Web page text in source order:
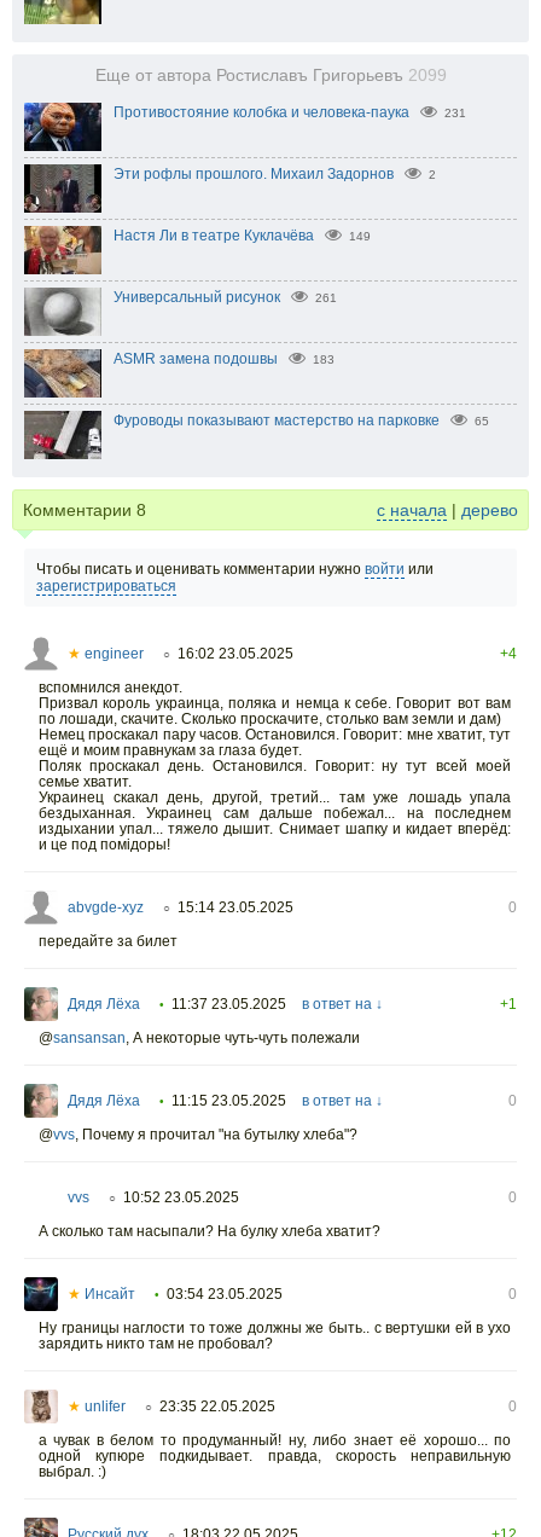
Еще от автора Ростиславъ Григорьевъ 2099
Противостояние колобка и человека-паука 231
Эти рофлы прошлого. Михаил Задорнов 2
Настя Ли в театре Куклачёва 149
Универсальный рисунок 261
ASMR замена подошвы 183
Фуроводы показывают мастерство на парковке 65
Комментарии 8 с начала | дерево
Чтобы писать и оценивать комментарии нужно войти или
зарегистрироваться
★ engineer ○ 16:02 23.05.2025
+4
вспомнился анекдот.
Призвал король украинца, поляка и немца к себе. Говорит вот вам
по лошади, скачите. Сколько проскачите, столько вам земли и дам)
Немец проскакал пару часов. Остановился. Говорит: мне хватит, тут
ещё и моим правнукам за глаза будет.
Поляк проскакал день. Остановился. Говорит: ну тут всей моей
семье хватит.
Украинец скакал день, другой, третий... там уже лошадь упала
бездыханная. Украинец сам дальше побежал... на последнем
издыхании упал... тяжело дышит. Снимает шапку и кидает вперёд:
и це под помiдоры!
abvgde-xyz ○ 15:14 23.05.2025
0
передайте за билет
Дядя Лёха • 11:37 23.05.2025 в ответ на ↓
+1
@sansansan А некоторые чуть-чуть полежали
Дядя Лёха • 11:15 23.05.2025 в ответ на ↓
0
@vvs Почему я прочитал "на бутылку хлеба"?
vvs ○ 10:52 23.05.2025
0
А сколько там насыпали? На булку хлеба хватит?
★ Инсайт • 03:54 23.05.2025
0
Ну границы наглости то тоже должны же быть.. с вертушки ей в ухо
зарядить никто там не пробовал?
★ unlifer ○ 23:35 22.05.2025
0
а чувак в белом то продуманный! ну, либо знает её хорошо... по
одной купюре подкидывает. правда, скорость неправильную
выбрал. :)